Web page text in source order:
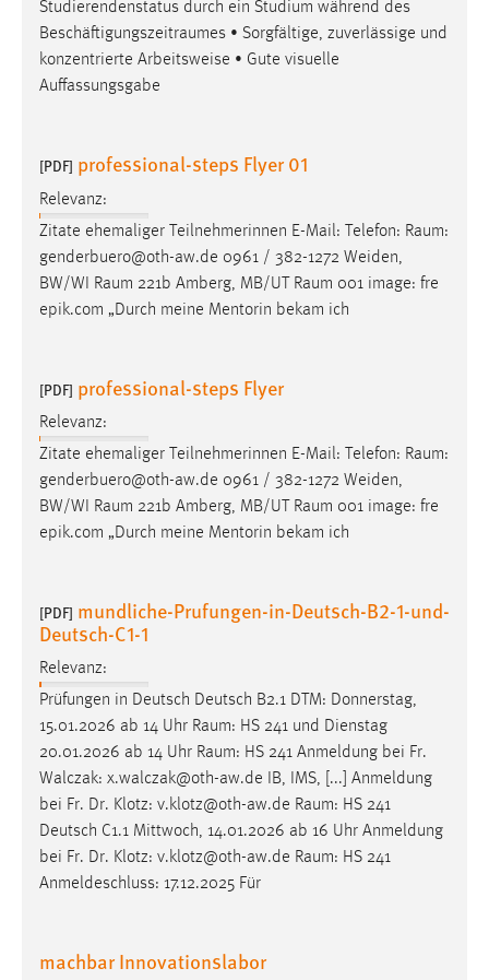
Studierendenstatus durch ein Studium während des
Beschäftigungszeitraumes • Sorgfältige, zuverlässige und
konzentrierte Arbeitsweise • Gute visuelle
Auffassungsgabe
[PDF] professional-steps Flyer 01
Relevanz:
Zitate ehemaliger Teilnehmerinnen E-Mail: Telefon: Raum:
genderbuero@oth-aw.de 0961 / 382-1272 Weiden,
BW/WI
Raum 221b Amberg, MB/UT Raum 001 image: fre
epik.com „Durch meine Mentorin bekam ich
[PDF] professional-steps Flyer
Relevanz:
Zitate ehemaliger Teilnehmerinnen E-Mail: Telefon: Raum:
genderbuero@oth-aw.de 0961 / 382-1272 Weiden,
BW/WI
Raum 221b Amberg, MB/UT Raum 001 image: fre
epik.com „Durch meine Mentorin bekam ich
[PDF] mundliche-Prufungen-in-Deutsch-B2-1-und-
Deutsch-C1-1
Relevanz:
Prüfungen in Deutsch Deutsch B2.1 DTM: Donnerstag,
15.01.2026 ab 14 Uhr Raum: HS 241 und Dienstag
20.01.2026 ab 14 Uhr Raum: HS 241 Anmeldung bei Fr.
Walczak: x.walczak@oth-aw.de IB, IMS, [...] Anmeldung
bei Fr. Dr. Klotz: v.klotz@oth-aw.de Raum: HS 241
Deutsch C1.1 Mittwoch, 14.01.2026 ab 16 Uhr Anmeldung
bei Fr. Dr. Klotz: v.klotz@oth-aw.de Raum: HS 241
Anmeldeschluss: 17.12.2025 Für
machbar Innovationslabor